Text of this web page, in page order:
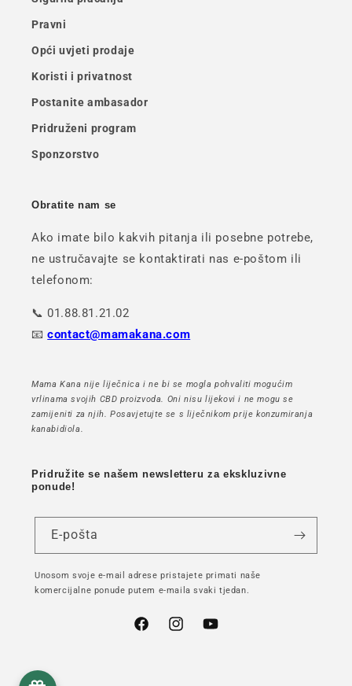
Pravni
Opći uvjeti prodaje
Koristi i privatnost
Postanite ambasador
Pridruženi program
Sponzorstvo
Obratite nam se
Ako imate bilo kakvih pitanja ili posebne potrebe,
ne ustručavajte se kontaktirati nas e-poštom ili
telefonom:
📞 01.88.81.21.02
📧contact@mamakana.com
Mama Kana nije liječnica i ne bi se mogla pohvaliti mogućim
vrlinama svojih CBD proizvoda. Oni nisu lijekovi i ne mogu se
zamijeniti za njih. Posavjetujte se s liječnikom prije konzumiranja
kanabidiola.
Pridružite se našem newsletteru za ekskluzivne
ponude!
E-pošta
Unosom svoje e-mail adrese pristajete primati naše
komercijalne ponude putem e-maila svaki tjedan.
FacebookInstagramYouTube